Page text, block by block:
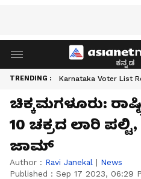
ಕನ್ನಡ
TRENDING : Karnataka Voter List
ಚಿಕ್ಕಮಗಳೂರು:
10 ಚಕ್ರದ ಲಾರಿ
ಜಾಮ್
Author : Ravi Janekal | News
Published : Sep 17 2023, 06:29